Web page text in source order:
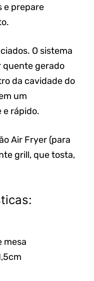
e prepare
O sistema
quente gerado
da cavidade do
um
rápido.
Air Fryer (para
grill, que tosta,
mesa